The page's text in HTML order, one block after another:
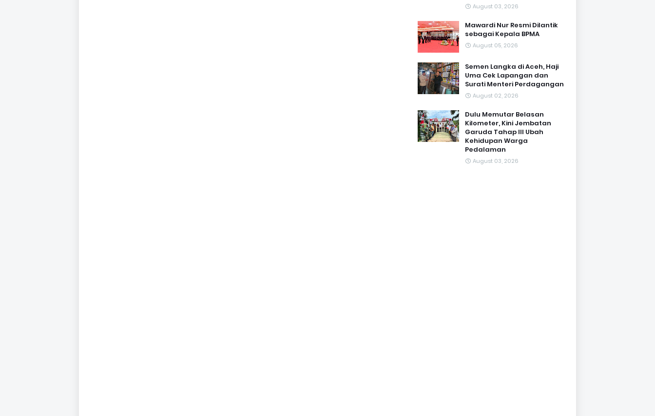
August 03, 2026
Mawardi Nur Resmi Dilantik
sebagai Kepala BPMA
August 05, 2026
Semen Langka di Aceh, Haji
Uma Cek Lapangan dan
Surati Menteri Perdagangan
August 02, 2026
Dulu Memutar Belasan
Kilometer, Kini Jembatan
Garuda Tahap III Ubah
Kehidupan Warga
Pedalaman ‎
August 03, 2026